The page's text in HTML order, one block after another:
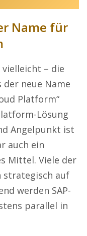
Name für
– die
neue Name
Platform“
Lösung
Angelpunkt ist
auch ein
Mittel. Viele der
strategisch auf
werden SAP-
parallel in